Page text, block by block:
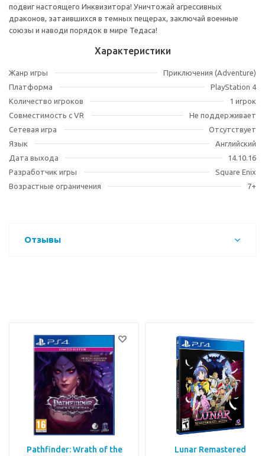
подвиг настоящего Инквизитора! Уничтожай агрессивных
драконов, затаившихся в темных пещерах, заключай военные
союзы и наводи порядок в мире Тедаса!
Характеристики
Жанр игры
Приключения (Adventure)
Платформа
PlayStation 4
Количество игроков
1 игрок
Совместимость с VR
Не поддерживает
Сетевая игра
Отсутствует
Язык
Английский
Дата выхода
14.10.16
Разработчик игры
Square Enix
Возрастные ограничения
7+
Отзывы
Pathfinder: Wrath of the Lunar Remastered